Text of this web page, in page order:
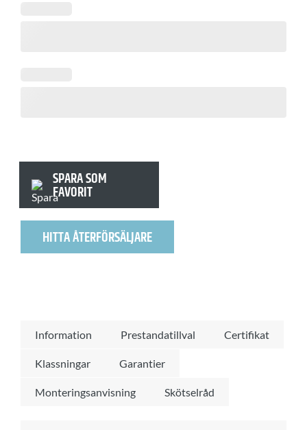
SPARA SOM
FAVORIT
HITTA ÅTERFÖRSÄLJARE
Information Prestandatillval Certifikat
Klassningar Garantier
Monteringsanvisning Skötselråd